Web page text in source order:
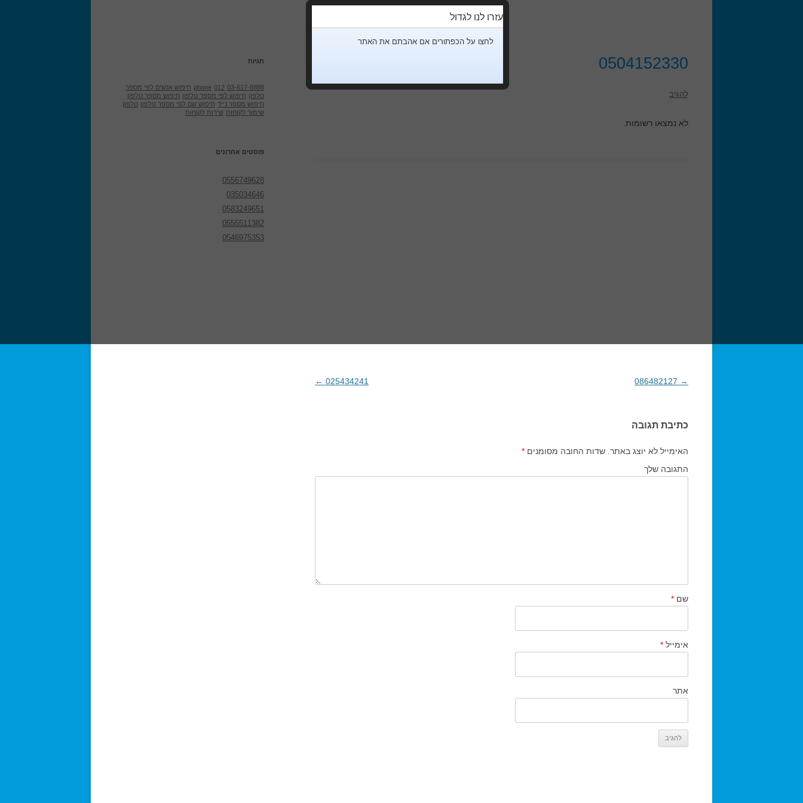
0504152330
להגיב
לא נמצאו רשומות.
ניווט בפוסטים
→
025434241
←
כתיבת תגובה
האימייל לא יוצג באתר. שדות החובה מסומנים *
התגובה שלך
שם *
אימייל *
אתר
תגיות
03-617-8888
012
phone חיפוש אנשים לפי מספר
טלפון חיפוש לפי מספר טלפון חיפוש מספר טלפון
חיפוש מספר נייד חיפוש שם לפי מספר טלפון טלפון
שימור לקוחות שירות לקוחות
פוסטים אחרונים
0556749628
035034646
0583249651
0555511382
0546975353
עזרו לנו לגדול
לחצו על הכפתורים אם אהבתם את האתר